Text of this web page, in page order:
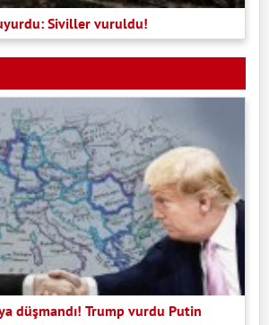
Siviller vuruldu!
düşmandı! Trump vurdu Putin